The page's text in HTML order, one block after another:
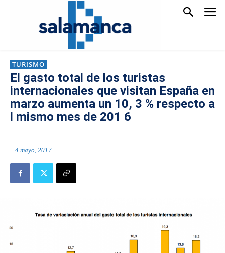
TURISMO
El gasto total de los turistas
internacionales que visitan España en
marzo aumenta un 10, 3 % respecto a
l mismo mes de 201 6
4 mayo, 2017